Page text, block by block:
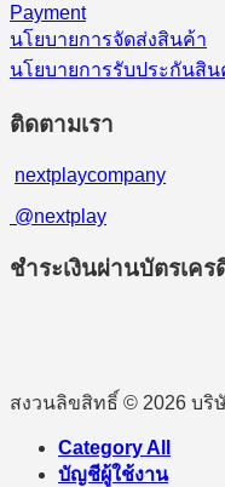
Payment
นโยบายการจัดส่งสินค้า
นโยบายการรับประกันสิน
ติดตามเรา
nextplaycompany
@nextplay
ชำระเงินผ่านบัตรเคร
สงวนลิขสิทธิ์ © 2026 บริ
Category All
บัญชีผู้ใช้งาน